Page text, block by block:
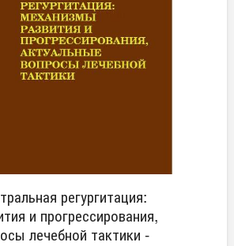
регургитация:
и прогрессирования,
лечебной тактики -